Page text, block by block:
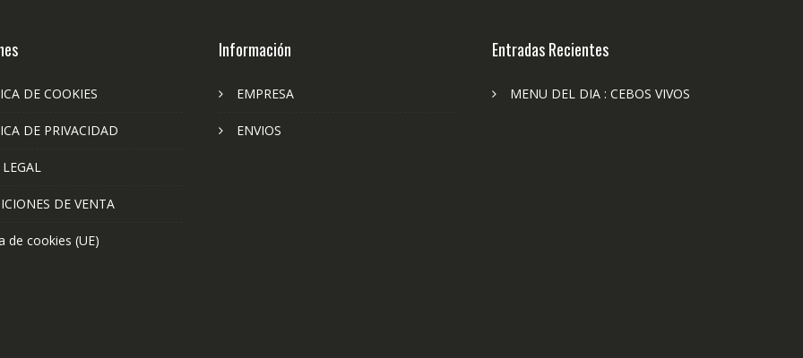
DE COOKIES
DE PRIVACIDAD
DE VENTA
de cookies (UE)
Información
EMPRESA
ENVIOS
Entradas Recientes
MENU DEL DIA : CEBOS VIVOS